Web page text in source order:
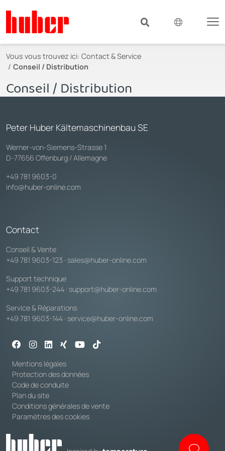
Vous vous trouvez ici: Contact & Service
Conseil / Distribution
Conseil / Distribution
Peter Huber Kältemaschinenbau SE
Werner-von-Siemens-Strasse 1
D-77656 Offenburg / Allemagne
+49 781 9603-0
info@huber-online.com
Contact
Conseil & Vente
+49 781 9603-123 · sales@huber-online.com
Support technique
+49 781 9603-244 · support@huber-online.com
Service & Réparations
+49 781 9603-144 · service@huber-online.com
Mentions légales
Protection des données
Code de conduite
Plan du site
Conditions générales de vente
Paramètres des cookies